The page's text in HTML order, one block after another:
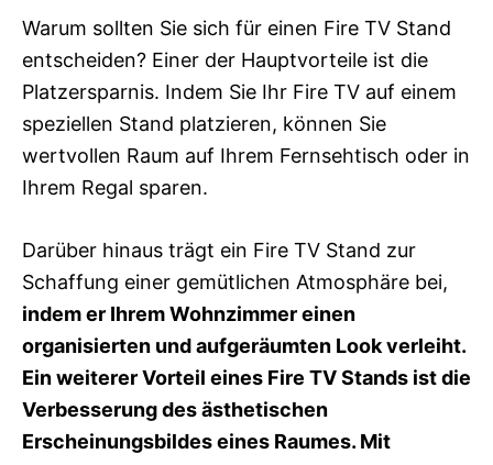
Warum sollten Sie sich für einen Fire TV Stand
entscheiden? Einer der Hauptvorteile ist die
Platzersparnis. Indem Sie Ihr Fire TV auf einem
speziellen Stand platzieren, können Sie
wertvollen Raum auf Ihrem Fernsehtisch oder in
Ihrem Regal sparen.
Darüber hinaus trägt ein Fire TV Stand zur
Schaffung einer gemütlichen Atmosphäre bei,
indem er Ihrem Wohnzimmer einen
organisierten und aufgeräumten Look verleiht.
Ein weiterer Vorteil eines Fire TV Stands ist die
Verbesserung des ästhetischen
Erscheinungsbildes eines Raumes. Mit